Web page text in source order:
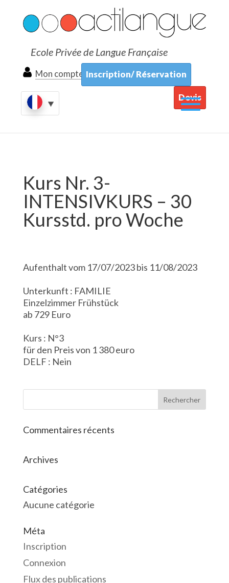
Ecole Privée de Langue Française
Mon compte Inscription/ Réservation
Devis
Kurs Nr. 3-
INTENSIVKURS – 30
Kursstd. pro Woche
Aufenthalt vom 17/07/2023 bis 11/08/2023
Unterkunft : FAMILIE
Einzelzimmer Frühstück
ab 729 Euro
Kurs : N°3
für den Preis von 1 380 euro
DELF : Nein
Commentaires récents
Archives
Catégories
Aucune catégorie
Méta
Inscription
Connexion
Flux des publications